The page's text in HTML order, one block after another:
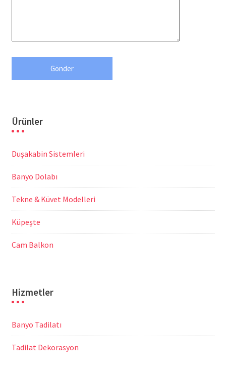
Ürünler
Duşakabin Sistemleri
Banyo Dolabı
Tekne & Küvet Modelleri
Küpeşte
Cam Balkon
Hizmetler
Banyo Tadilatı
Tadilat Dekorasyon